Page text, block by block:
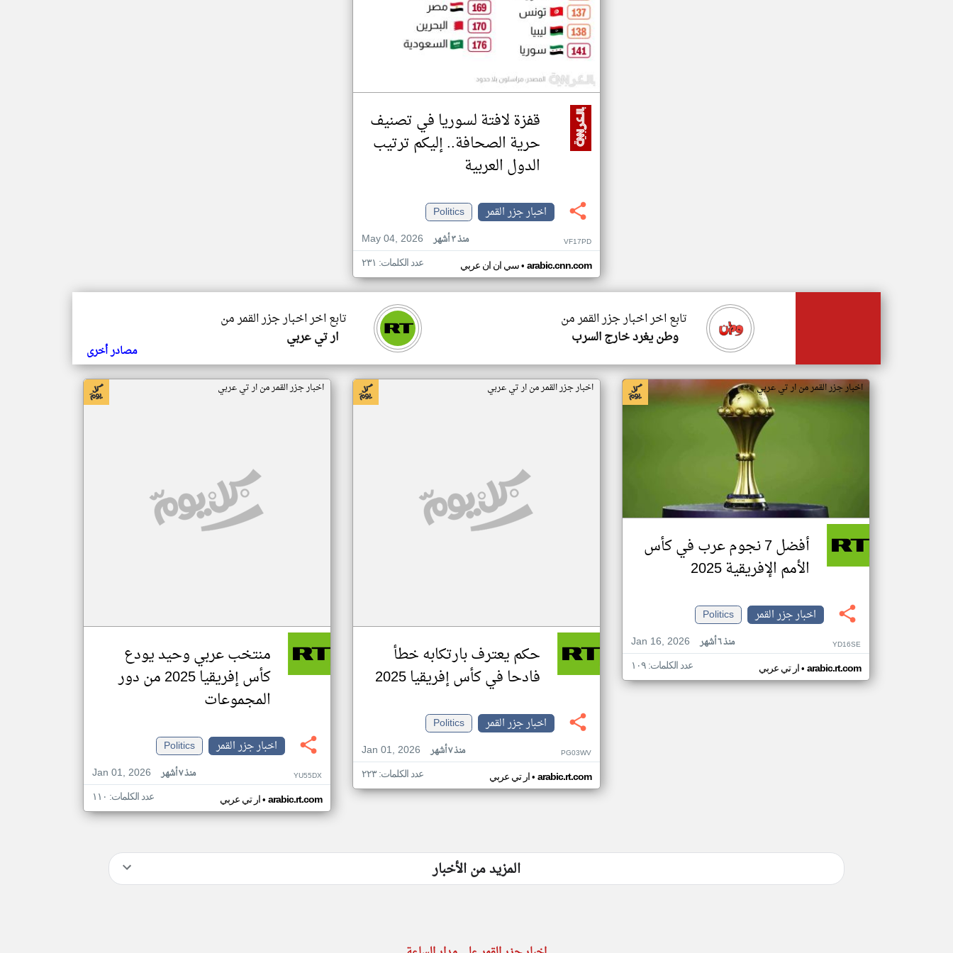
قفزة لافتة لسوريا في تصنيف
حرية الصحافة.. إليكم ترتيب
الدول العربية
اخبار جزر القمر
Politics
May 04, 2026
منذ ٣ أشهر VF17PD
سي ان ان عربي• arabic.cnn.com عدد الكلمات: ٢٣١
تابع اخر اخبار جزر القمر من
ار تي عربي
تابع اخر اخبار جزر القمر من
وطن يغرد خارج السرب
مصادر أخرى
اخبار جزر القمر من ار تي عربي
أفضل 7 نجوم عرب في كأس
الأمم الإفريقية 2025
اخبار جزر القمر
Politics
Jan 16, 2026
منذ ٦ أشهر YD16SE
ار تي عربي• arabic.rt.com عدد الكلمات: ١٠٩
اخبار جزر القمر من ار تي عربي
حكم يعترف بارتكابه خطأ
فادحا في كأس إفريقيا 2025
اخبار جزر القمر
Politics
Jan 01, 2026
منذ ٧ أشهر PG03WV
ار تي عربي• arabic.rt.com عدد الكلمات: ٢٢٣
اخبار جزر القمر من ار تي عربي
منتخب عربي وحيد يودع
كأس إفريقيا 2025 من دور
المجموعات
اخبار جزر القمر
Politics
Jan 01, 2026
منذ ٧ أشهر YU55DX
ار تي عربي• arabic.rt.com عدد الكلمات: ١١٠
المزيد من الأخبار